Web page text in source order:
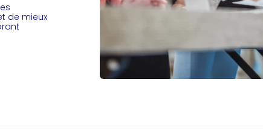
de mieux